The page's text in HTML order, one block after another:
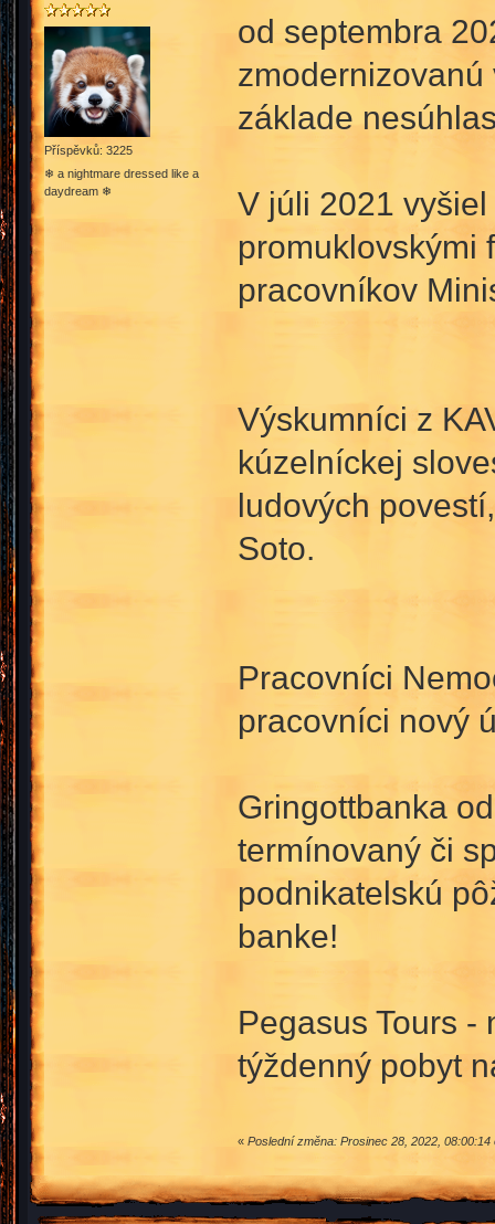
Příspěvků: 3225
❄ a nightmare dressed like a
daydream ❄
od septembra
základe
V júli 2021
promuklovskými
pracovníkov
Výskumníci z
kúzelníckej
ludových
Soto.
Pracovníci
pracovníci nový
Gringottbanka
termínovaný či
podnikatelskú
banke!
Pegasus Tours
týždenný pobyt
« Poslední změna: Prosinec 28, 2022, 08:00:14